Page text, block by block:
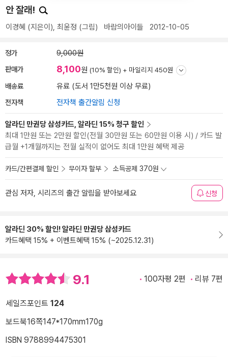
안 잘래!
이경혜 (지은이), 최윤정 (그림) 바람의아이들 2012-10-05
정가 9,000원
판매가 8,100원 (10% 할인) + 마일리지 450원
배송료 유료 (도서 1만5천원 이상 무료)
전자책 전자책 출간알림 신청
알라딘 만권당 삼성카드, 알라딘 15% 청구 할인
최대 1만원 또는 2만원 할인(전월 30만원 또는 60만원 이용 시) / 카드 발
급월 +1개월까지는 전월 실적이 없어도 최대 1만원 혜택 제공
카드/간편결제 할인 무이자 할부 소득공제 370원
관심 저자, 시리즈의 출간 알림을 받아보세요 신청
알라딘 30% 할인! 알라딘 만권당 삼성카드
카드혜택 15% + 이벤트혜택 15% (~2025.12.31)
9.1 100자평 2편 리뷰 7편
세일즈포인트 124
보드북16쪽147*170mm170g
ISBN 9788994475301